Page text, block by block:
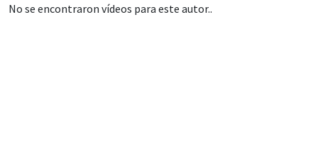
No se encontraron vídeos para este autor..